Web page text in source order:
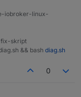
[✓]
bei Gateways mit
des Service wird
iobroker-linux-
skript
&& bash diag.sh
0